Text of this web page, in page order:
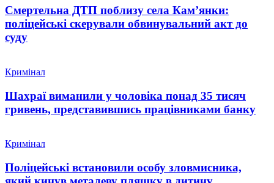
Смертельна ДТП поблизу села Кам’янки:
поліцейські скерували обвинувальний акт до
суду
Кримінал
Шахраї виманили у чоловіка понад 35 тисяч
гривень, представившись працівниками банку
Кримінал
Поліцейські встановили особу зловмисника,